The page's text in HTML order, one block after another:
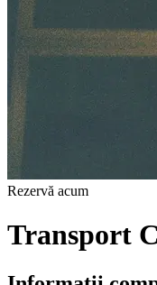
Rezervă acum
Transport